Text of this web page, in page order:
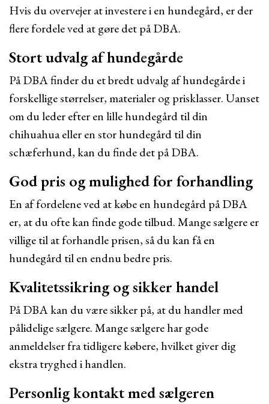
Hvis du overvejer at investere i en hundegård, er der
flere fordele ved at gøre det på DBA.
Stort udvalg af hundegårde
På DBA finder du et bredt udvalg af hundegårde i
forskellige størrelser, materialer og prisklasser. Uanset
om du leder efter en lille hundegård til din
chihuahua eller en stor hundegård til din
schæferhund, kan du finde det på DBA.
God pris og mulighed for forhandling
En af fordelene ved at købe en hundegård på DBA
er, at du ofte kan finde gode tilbud. Mange sælgere er
villige til at forhandle prisen, så du kan få en
hundegård til en endnu bedre pris.
Kvalitetssikring og sikker handel
På DBA kan du være sikker på, at du handler med
pålidelige sælgere. Mange sælgere har gode
anmeldelser fra tidligere købere, hvilket giver dig
ekstra tryghed i handlen.
Personlig kontakt med sælgeren